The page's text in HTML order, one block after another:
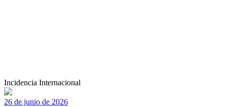
Incidencia Internacional
26 de junio de 2026